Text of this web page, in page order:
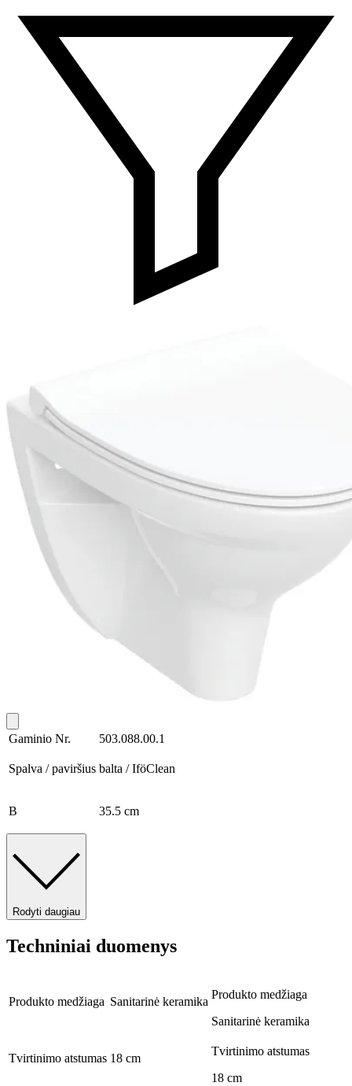
Gaminio Nr. 503.088.00.1
Spalva / paviršius balta / IföClean
B 35.5 cm
Rodyti daugiau
Techniniai duomenys
Produkto medžiaga Sanitarinė keramika
Produkto medžiaga
Sanitarinė keramika
Tvirtinimo atstumas 18 cm
Tvirtinimo atstumas
18 cm